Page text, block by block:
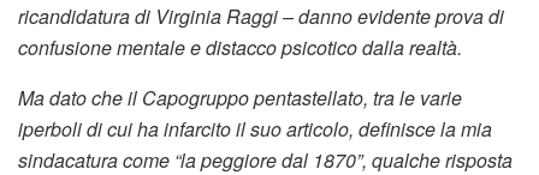
ricandidatura di Virginia Raggi – danno evidente prova di
confusione mentale e distacco psicotico dalla realtà.
Ma dato che il Capogruppo pentastellato, tra le varie
iperboli di cui ha infarcito il suo articolo, definisce la mia
sindacatura come “la peggiore dal 1870”, qualche risposta